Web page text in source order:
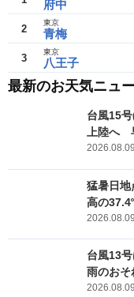
府中
2 青梅
東京
3 八王子
東京
最新のお天気ニュ
台風15
上陸へ
猛暑日
高の
台風13
雨のおそ